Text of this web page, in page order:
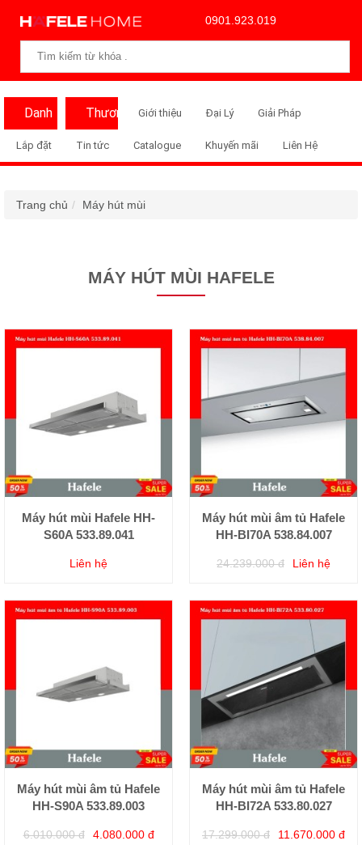
0901.923.019
Danh
Mục
Thương
Hiệu
Giới thiệu Đại Lý Giải Pháp
Lắp đặt Tin tức Catalogue Khuyến mãi Liên Hệ
Trang chủ Máy hút mùi
MÁY HÚT MÙI HAFELE
Máy hút mùi Hafele HH-
S60A 533.89.041
Liên hệ
Máy hút mùi âm tủ Hafele
HH-BI70A 538.84.007
24.239.000 đ Liên hệ
Máy hút mùi âm tủ Hafele
HH-S90A 533.89.003
6.010.000 đ 4.080.000 đ
Máy hút mùi âm tủ Hafele
HH-BI72A 533.80.027
17.299.000 đ 11.670.000 đ